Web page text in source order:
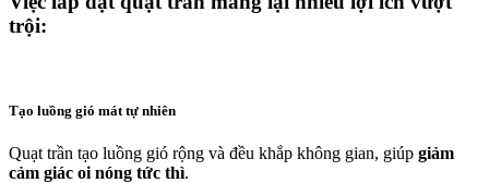
trội:
Tạo luồng gió mát tự nhiên
Quạt trần tạo luồng gió rộng và đều khắp không gian, giúp giảm
cảm giác oi nóng tức thì.